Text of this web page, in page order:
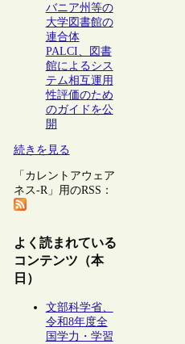
バニア州等の
大学図書館の
連合体
PALCI、図書
館によるシス
テム相互運用
性評価のため
のガイドを公
開
続きを見る
「カレントアウェア
ネス-R」用のRSS：
よく読まれている
コンテンツ（本
日）
文部科学省、
令和8年度全
国学力・学習